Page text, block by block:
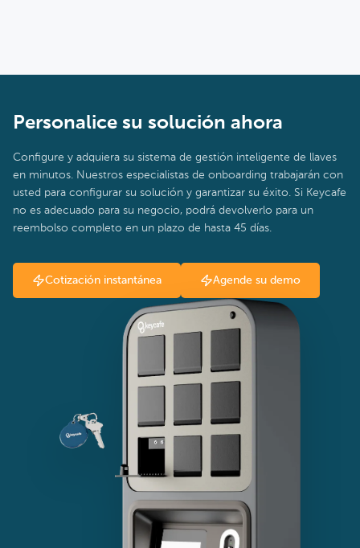
Personalice su solución ahora
Configure y adquiera su sistema de gestión inteligente de llaves
en minutos. Nuestros especialistas de onboarding trabajarán con
usted para configurar su solución y garantizar su éxito. Si Keycafe
no es adecuado para su negocio, podrá devolverlo para un
reembolso completo en un plazo de hasta 45 días.
Cotización instantánea Agende su demo